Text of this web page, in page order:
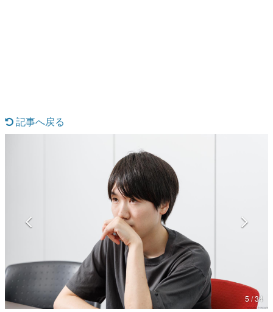
ゲームが変えた日本語
「経験値」「裏技」「ラスボス」… ゲームにまつわる言葉
の起源や用法の変遷を、コンピューター文化史研究家・タ
イニーP氏が徹底調査。
マンガ
女性向け
アプリレビュー
記事へ戻る
5 / 34